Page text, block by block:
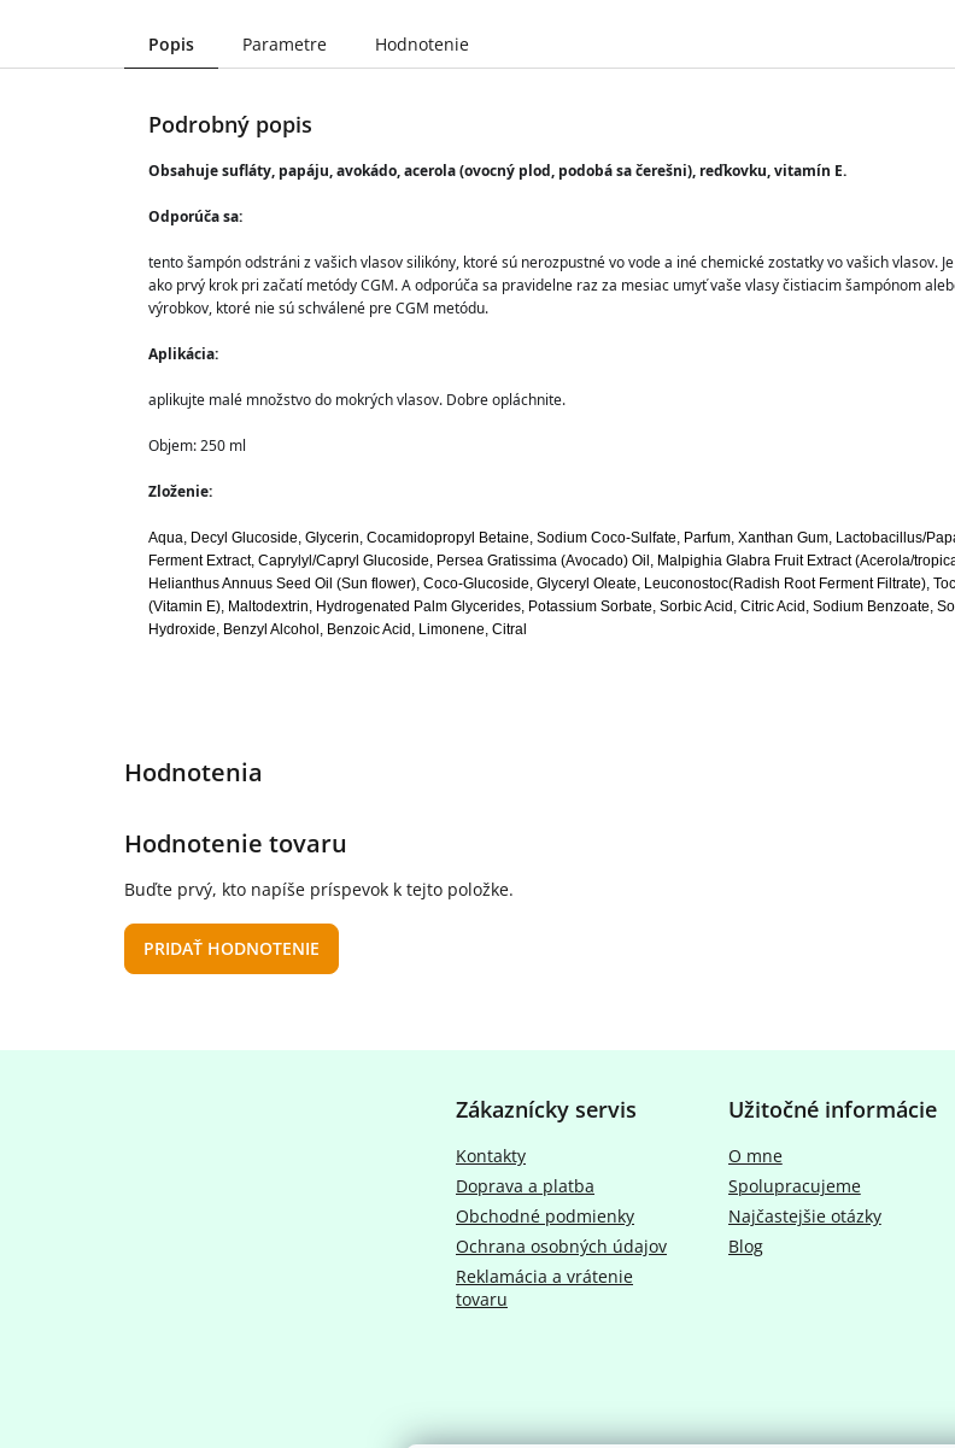
Popis Parametre Hodnotenie
Podrobný popis
Obsahuje sufláty, papáju, avokádo, acerola (ovocný plod, podobá sa čerešni), reďkovku, vitamín E.
Odporúča sa:
tento šampón odstráni z vašich vlasov silikóny, ktoré sú nerozpustné vo vode a iné chemické zostatky vo vašich vlasov.
ako prvý krok pri začatí metódy CGM. A odporúča sa pravidelne raz za mesiac umyť vaše vlasy čistiacim šampónom
výrobkov, ktoré nie sú schválené pre CGM metódu.
Aplikácia:
aplikujte malé množstvo do mokrých vlasov. Dobre opláchnite.
Objem: 250 ml
Zloženie:
Aqua, Decyl Glucoside, Glycerin, Cocamidopropyl Betaine, Sodium Coco-Sulfate, Parfum, Xanthan Gum, Lactobacillus/
Ferment Extract, Caprylyl/Capryl Glucoside, Persea Gratissima (Avocado) Oil, Malpighia Glabra Fruit Extract (Acerola/
Helianthus Annuus Seed Oil (Sun flower), Coco-Glucoside, Glyceryl Oleate, Leuconostoc(Radish Root Ferment Filtrate),
(Vitamin E), Maltodextrin, Hydrogenated Palm Glycerides, Potassium Sorbate, Sorbic Acid, Citric Acid, Sodium Benzoate,
Hydroxide, Benzyl Alcohol, Benzoic Acid, Limonene, Citral
Hodnotenie tovaru
Buďte prvý, kto napíše príspevok k tejto položke.
PRIDAŤ HODNOTENIE
Zákaznícky servis
Kontakty
Doprava a platba
Obchodné podmienky
Ochrana osobných údajov
Reklamácia a vrátenie
tovaru
Užitočné informácie
O mne
Spolupracujeme
Najčastejšie otázky
Blog